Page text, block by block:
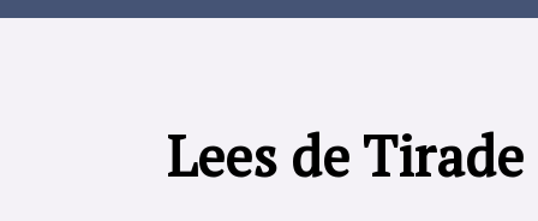
Lees de